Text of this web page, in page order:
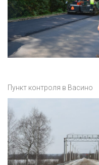
Пункт контроля в Васино